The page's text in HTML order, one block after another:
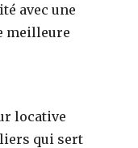
avec une
meilleure
locative
qui sert